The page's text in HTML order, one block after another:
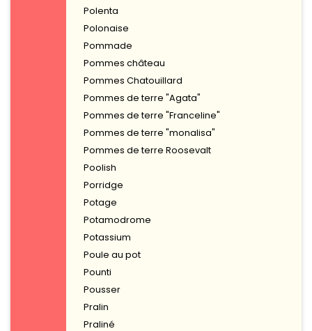
Polenta
Polonaise
Pommade
Pommes château
Pommes Chatouillard
Pommes de terre "Agata"
Pommes de terre "Franceline"
Pommes de terre "monalisa"
Pommes de terre Roosevalt
Poolish
Porridge
Potage
Potamodrome
Potassium
Poule au pot
Pounti
Pousser
Pralin
Praliné